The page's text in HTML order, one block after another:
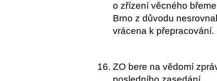
o zřízení věcného
Brno z důvodu
vrácena k přepracování.
ZO bere na vědomí